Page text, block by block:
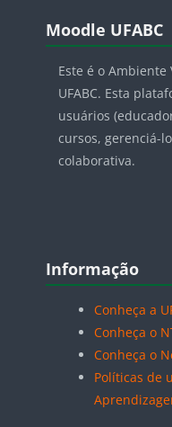
Blocos
Moodle UFABC
Este é o
UFABC. Esta
usuários
cursos, gerenciá-
colaborativa.
Blocos
Informação
Conheça a
Conheça o
Conheça o
Políticas de